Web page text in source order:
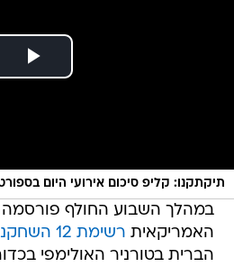
תיקתקנו: קליפ סיכום אירועי היום בספורט,
במהלך השבוע החולף
האמריקאית רשימת 12 השחקנים
הברית בטורניר האולימפי